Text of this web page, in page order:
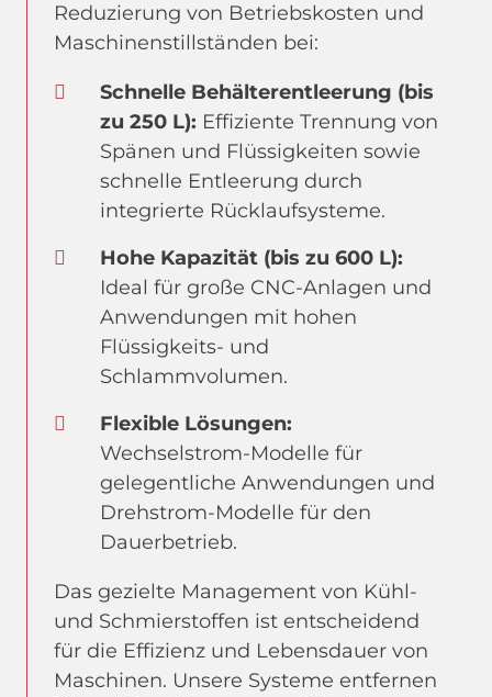
Reduzierung von Betriebskosten und
Maschinenstillständen bei:
Schnelle Behälterentleerung (bis
zu 250 L): Effiziente Trennung von
Spänen und Flüssigkeiten sowie
schnelle Entleerung durch
integrierte Rücklaufsysteme.
Hohe Kapazität (bis zu 600 L):
Ideal für große CNC-Anlagen und
Anwendungen mit hohen
Flüssigkeits- und
Schlammvolumen.
Flexible Lösungen:
Wechselstrom-Modelle für
gelegentliche Anwendungen und
Drehstrom-Modelle für den
Dauerbetrieb.
Das gezielte Management von Kühl-
und Schmierstoffen ist entscheidend
für die Effizienz und Lebensdauer von
Maschinen. Unsere Systeme entfernen